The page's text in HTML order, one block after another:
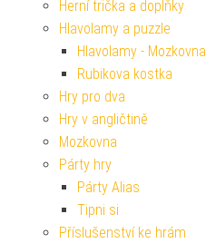
Herní trička a doplňky
Hlavolamy a puzzle
Hlavolamy - Mozkovna
Rubikova kostka
Hry pro dva
Hry v angličtině
Mozkovna
Párty hry
Párty Alias
Tipni si
Příslušenství ke hrám